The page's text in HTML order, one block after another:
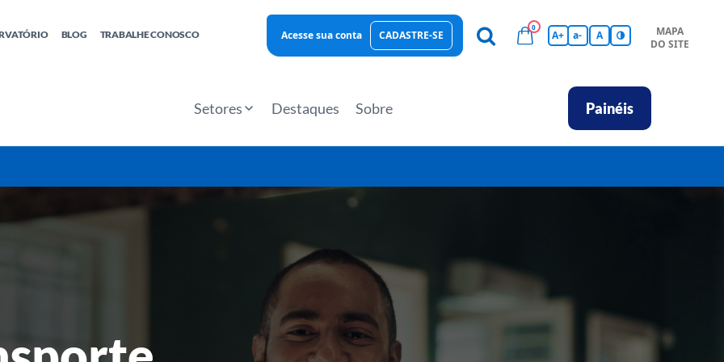
Hub de Conhecimentos
BLOG TRABALHE CONOSCO Acesse sua conta CADASTRE-SE
0
A+ a- A
MAPA
DO SITE
Setores Destaques Sobre Painéis